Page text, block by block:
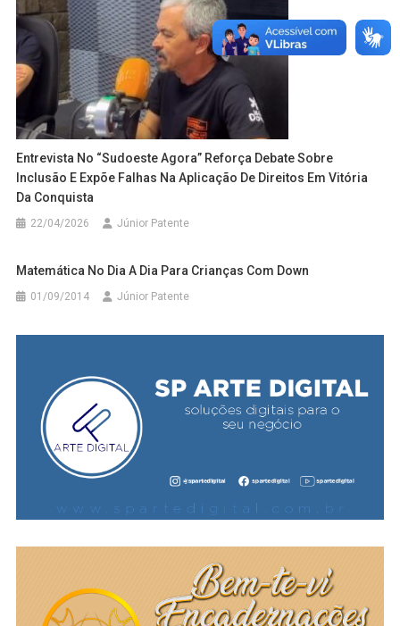
Entrevista No “Sudoeste Agora” Reforça Debate Sobre
Inclusão E Expõe Falhas Na Aplicação De Direitos Em Vitória
Da Conquista
22/04/2026 Júnior Patente
Matemática No Dia A Dia Para Crianças Com Down
01/09/2014 Júnior Patente